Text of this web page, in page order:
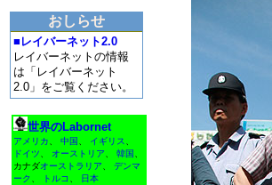
おしらせ
■レイバーネット2.0
レイバーネットの情報
は「レイバーネット
2.0」をご覧ください。
世界のLabornet
アメリカ 中国 イギリス
ドイツ
オーストリア 韓国
カナダオーストラリア
デンマ
ーク
トルコ 日本